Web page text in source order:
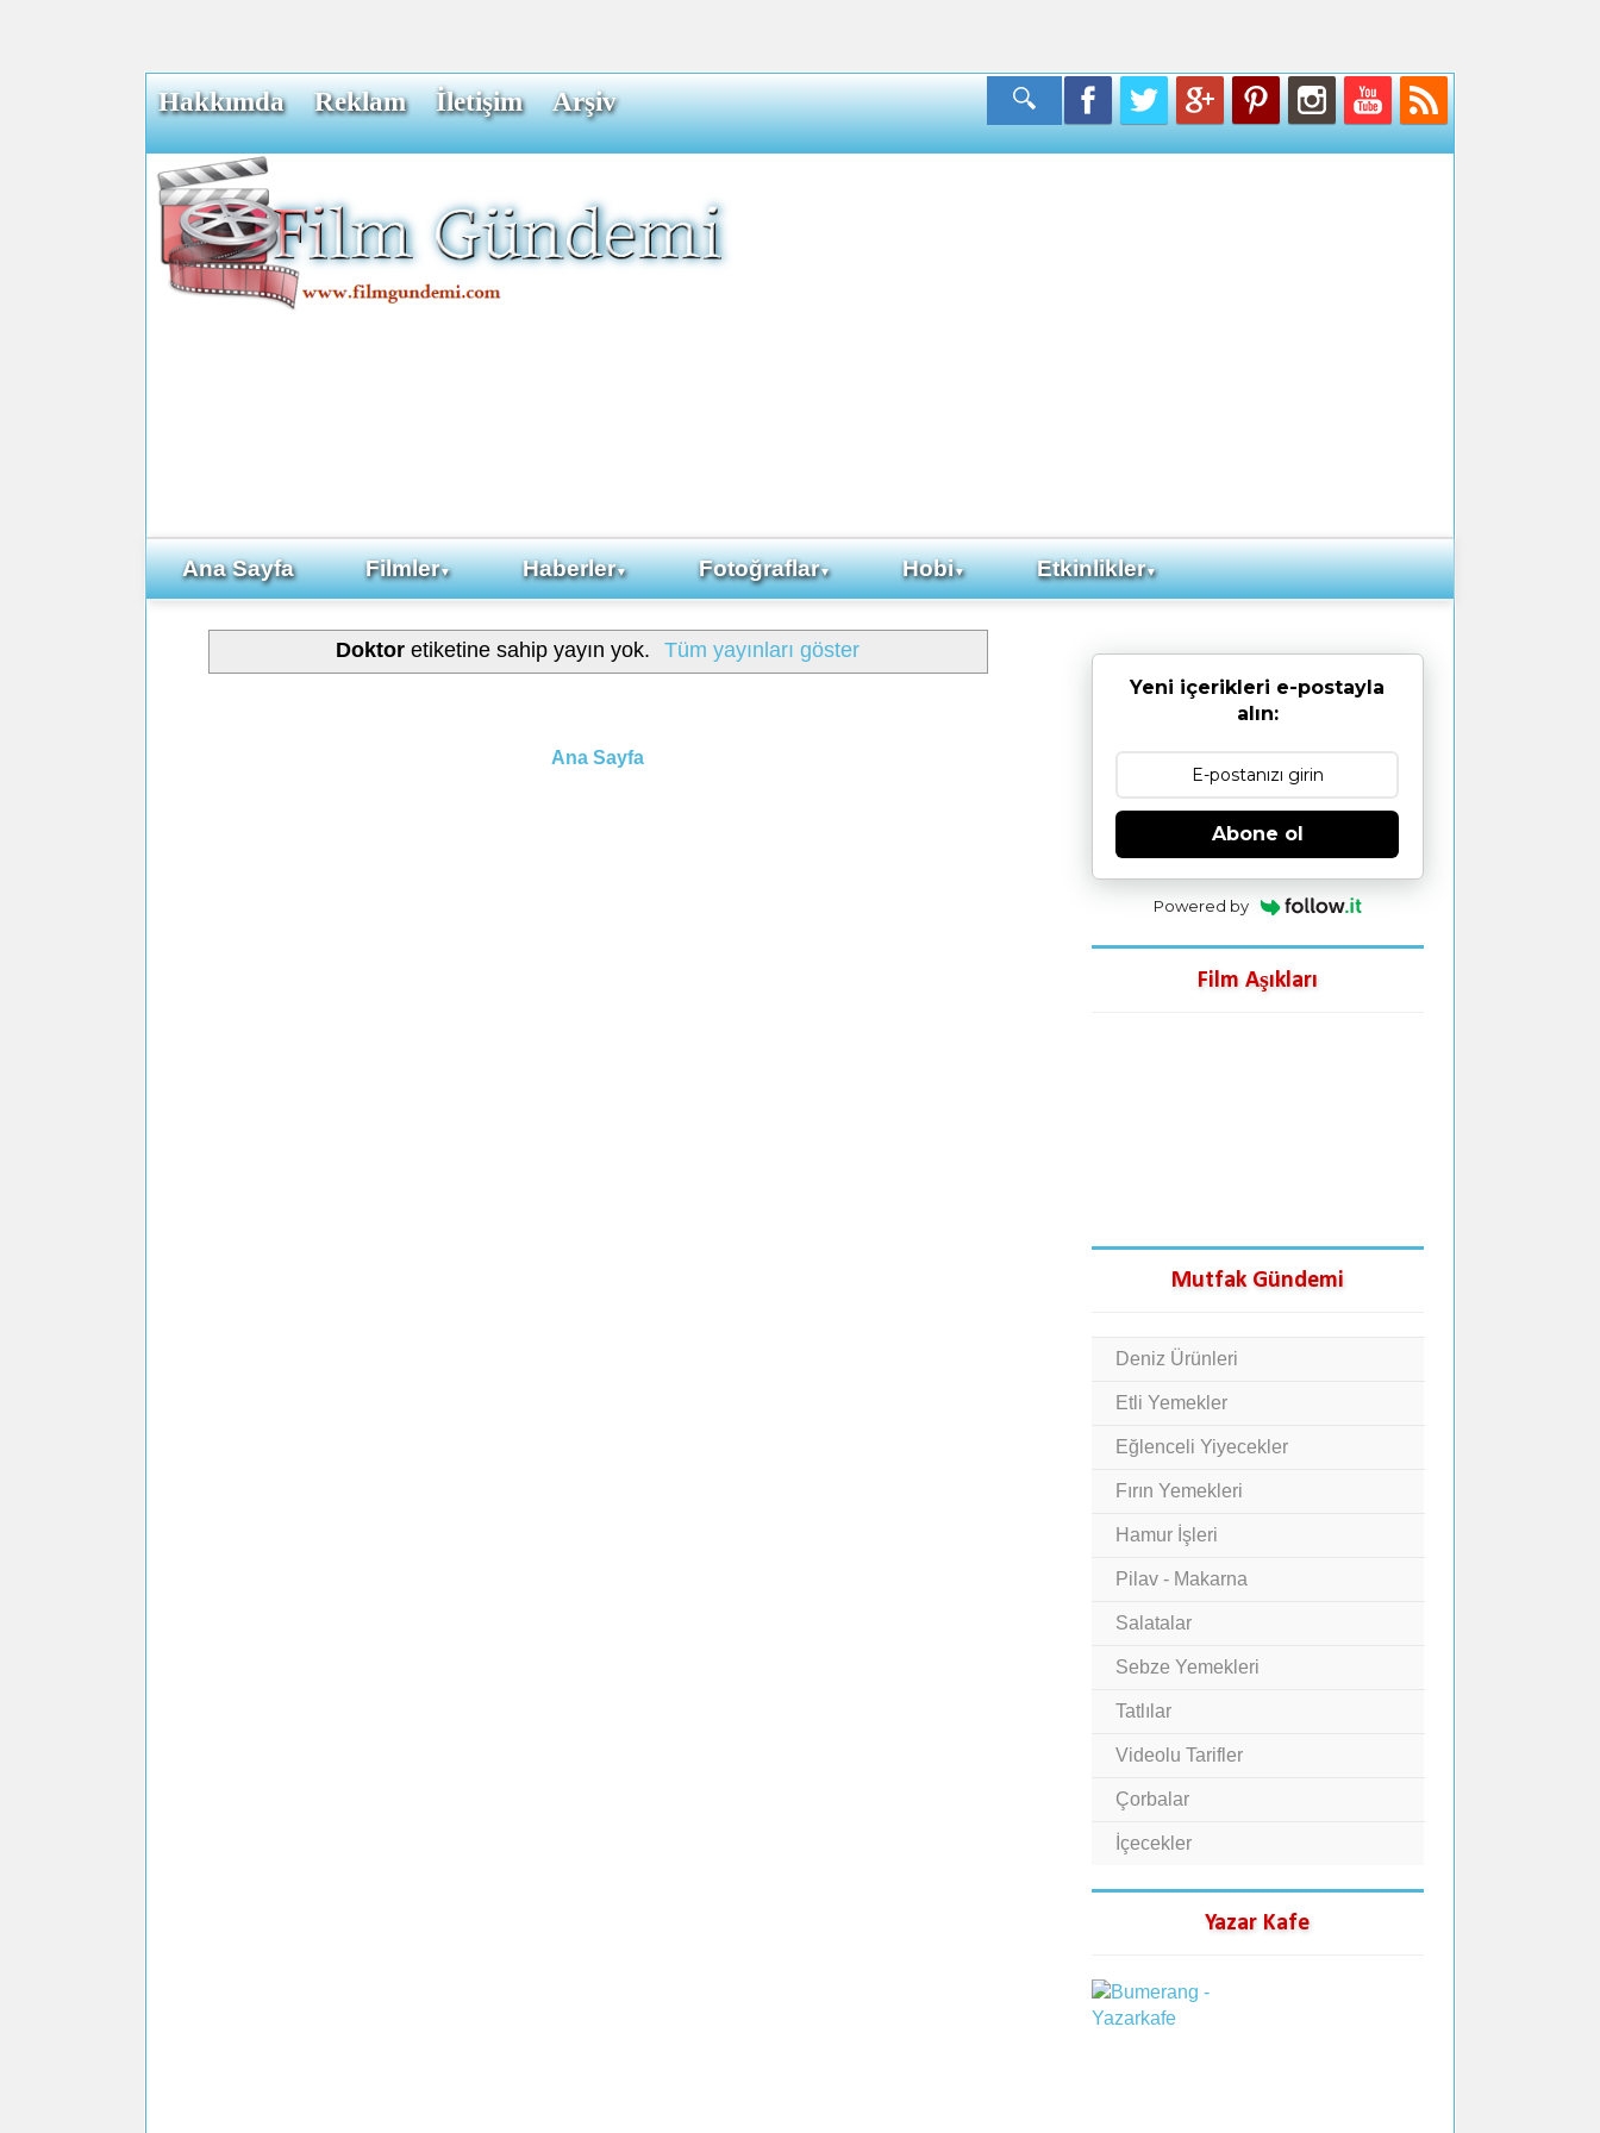
Hakkımda Reklam İletişim Arşiv
Ana Sayfa Filmler▼ Haberler▼ Fotoğraflar▼ Hobi▼ Etkinlikler▼
Doktoretiketine sahip yayın yok. Tüm yayınları göster
Ana Sayfa
Yeni içerikleri e-postayla
alın:
Abone ol
Powered by
Film Aşıkları
Mutfak Gündemi
Deniz Ürünleri
Etli Yemekler
Eğlenceli Yiyecekler
Fırın Yemekleri
Hamur İşleri
Pilav - Makarna
Salatalar
Sebze Yemekleri
Tatlılar
Videolu Tarifler
Çorbalar
İçecekler
Yazar Kafe